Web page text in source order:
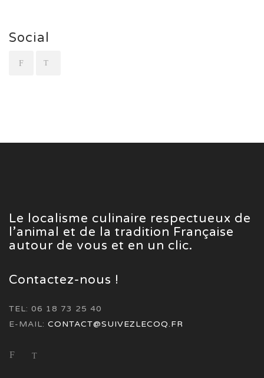
Social
Le localisme culinaire respectueux de
l’animal et de la tradition Française
autour de vous et en un clic.
Contactez-nous !
TEL: 06 18 73 25 40
E-MAIL: CONTACT@SUIVEZLECOQ.FR